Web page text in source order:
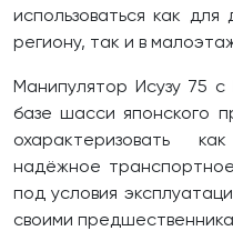
использоваться как
региону, так и в
Манипулятор Исузу 75
базе шасси японского
охарактеризовать
надёжное
под условия
своими